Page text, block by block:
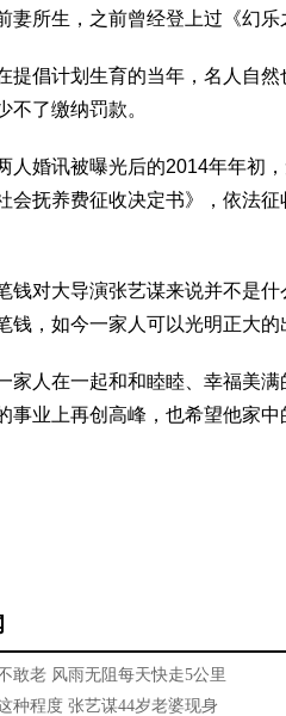
妻所生，之前曾经登上过《幻
倡计划生育的当年，名人自然
不了缴纳罚款。
婚讯被曝光后的2014年年初，
会抚养费征收决定书》，依法
对大导演张艺谋来说并不是什
钱，如今一家人可以光明正大
人在一起和和睦睦、幸福美满
事业上再创高峰，也希望他家中
敢老 风雨无阻每天快走5公里
种程度 张艺谋44岁老婆现身